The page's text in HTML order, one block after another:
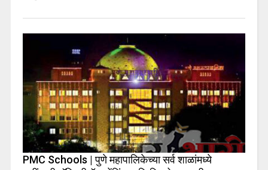
PMC Schools | पुणे महापालिकेच्या सर्व शाळांमध्ये